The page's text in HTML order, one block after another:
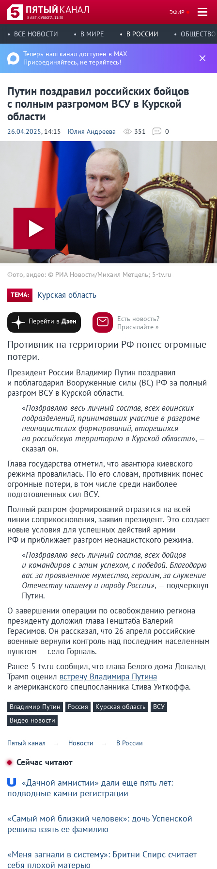
8 АВГ, СУББОТА, 11:30
ЭФИР
ВСЕ НОВОСТИ В МИРЕ В РОССИИ ОБЩЕСТВО
Теперь наш канал доступен в MAX
Присоединяйтесь, не теряйтесь!
Путин поздравил российских бойцов
с полным разгромом ВСУ в Курской
области
26.04.2025, 14:15 Юлия Андреева 351 0
Фото, видео: © РИА Новости/Михаил Метцель; 5-tv.ru
ТЕМА: Курская область
Перейти вДзен
Есть новость?
Присылайте »
Противник на территории РФ понес огромные
потери.
Президент России Владимир Путин поздравил
и поблагодарил Вооруженные силы (ВС) РФ за полный
разгром ВСУ в Курской области.
«Поздравляю весь личный состав, всех воинских
подразделений, принимавших участие в разгроме
неонацистских формирований, вторгшихся
на российскую территорию в Курской области», —
сказал он.
Глава государства отметил, что авантюра киевского
режима провалилась. По его словам, противник понес
огромные потери, в том числе среди наиболее
подготовленных сил ВСУ.
Полный разгром формирований отразится на всей
линии соприкосновения, заявил президент. Это создает
новые условия для успешных действий армии
РФ и приближает разгром неонацистского режима.
«Поздравляю весь личный состав, всех бойцов
и командиров с этим успехом, с победой. Благодарю
вас за проявленное мужество, героизм, за служение
Отечеству нашему и народу России», — подчеркнул
Путин.
О завершении операции по освобождению региона
президенту доложил глава Генштаба Валерий
Герасимов. Он рассказал, что 26 апреля российские
военные вернули контроль над последним населенным
пунктом — село Горналь.
Ранее 5-tv.ru сообщил, что глава Белого дома Дональд
Трамп оценил встречу Владимира Путина
и американского спецпосланника Стива Уиткоффа.
Владимир Путин Россия Курская область
ВСУ
Видео новости
Пятый канал Новости В России
Сейчас читают
«Дачной амнистии» дали еще пять лет:
подводные камни регистрации
«Самый мой близкий человек»: дочь Успенской
решила взять ее фамилию
«Меня загнали в систему»: Бритни Спирс считает
себя плохой матерью